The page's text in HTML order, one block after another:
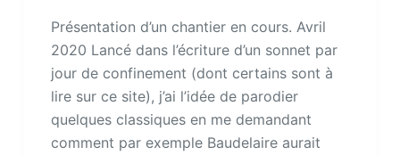
Présentation d’un chantier en cours. Avril
2020 Lancé dans l’écriture d’un sonnet par
jour de confinement (dont certains sont à
lire sur ce site), j’ai l’idée de parodier
quelques classiques en me demandant
comment par exemple Baudelaire aurait